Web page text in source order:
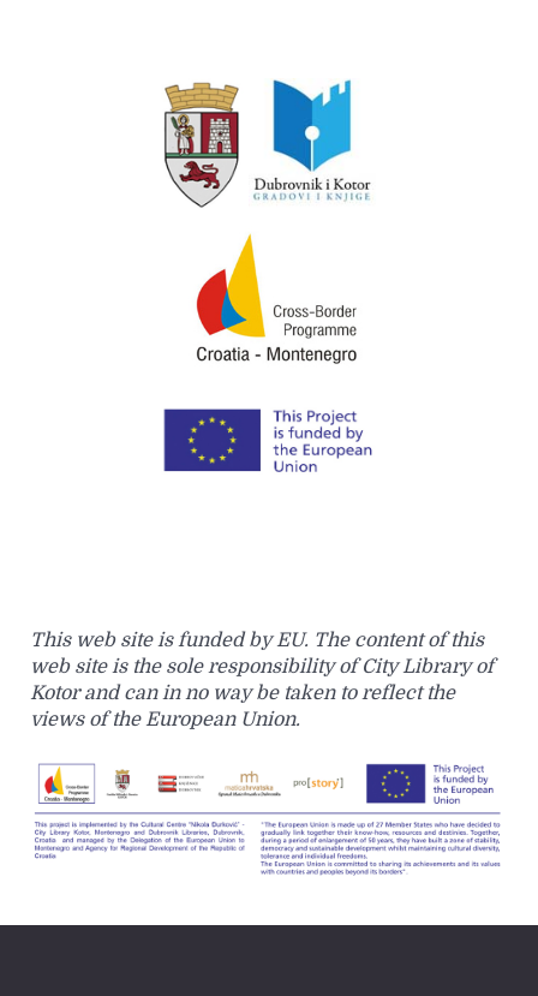
This web site is funded by EU. The content of this
web site is the sole responsibility of City Library of
Kotor and can in no way be taken to reflect the
views of the European Union.